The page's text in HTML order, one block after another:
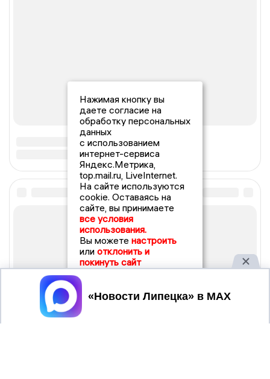
Нажимая кнопку вы
даете согласие на
обработку персональных
данных
с использованием
интернет-сервиса
Яндекс.Метрика,
top.mail.ru, LiveInternet.
На сайте используются
cookie. Оставаясь на
сайте, вы принимаете
все условия
использования.
Вы можете настроить
или отклонить и
покинуть сайт
Принять